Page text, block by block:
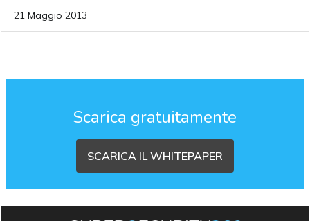
21 Maggio 2013
Scarica gratuitamente
SCARICA IL WHITEPAPER